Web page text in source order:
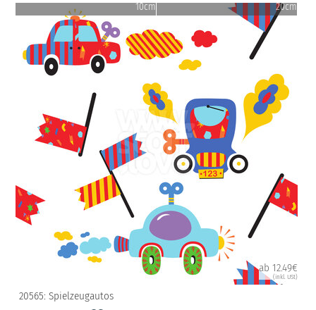
10cm 20cm
ab 12.49€
(inkl. USt)
20565: Spielzeugautos